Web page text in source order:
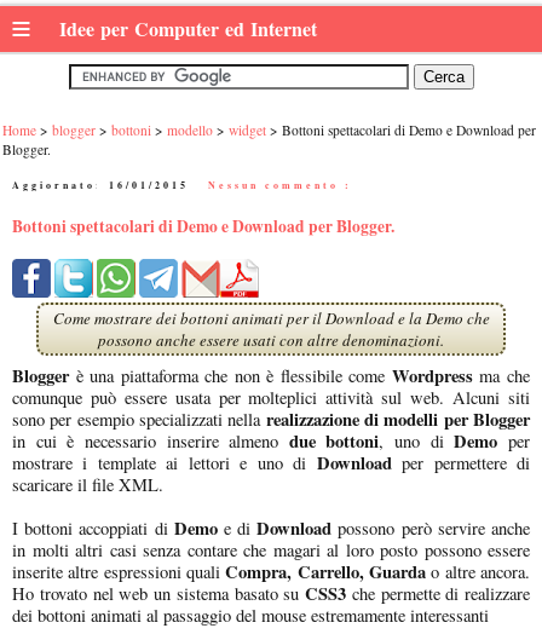
≡ Idee per Computer ed Internet
Home blogger bottoni modello widget
Bottoni spettacolari di Demo e Download per
Blogger.
Aggiornato: 16/01/2015 Nessun commento :
Bottoni spettacolari di Demo e Download per Blogger.
Come mostrare dei bottoni animati per il Download e la Demo che
possono anche essere usati con altre denominazioni.
Bloggerè una piattaforma che non è flessibile come Wordpressma che
comunque può essere usata per molteplici attività sul web. Alcuni siti
sono per esempio specializzati nella realizzazione di modelli per Blogger
in cui è necessario inserire almeno due bottoni, uno diDemo per
mostrare i template ai lettori e uno di Downloadper permettere di
scaricare il file XML.
I bottoni accoppiati diDemoe diDownload possono però servire anche
in molti altri casi senza contare che magari al loro posto possono essere
inserite altre espressioni qualiCompra, Carrello, Guarda o altre ancora.
Ho trovato nel web un sistema basato su CSS3 che permette di realizzare
dei bottoni animati al passaggio del mouse estremamente interessanti